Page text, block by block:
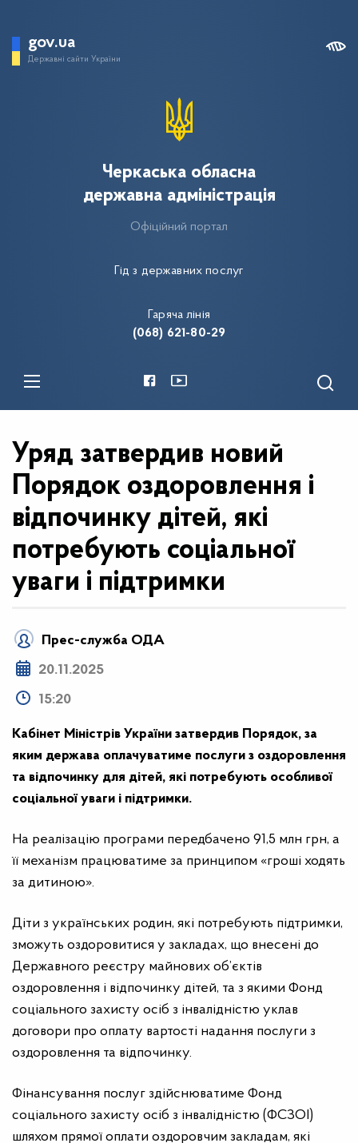
gov.ua
Державні сайти України
Гід з державних послуг
Черкаська обласна
державна адміністрація
Офіційний портал
Гаряча лінія
(068) 621-80-29
Уряд затвердив новий
Порядок оздоровлення і
відпочинку дітей, які
потребують соціальної
уваги і підтримки
Прес-служба ОДА
20.11.2025
15:20
Кабінет Міністрів України затвердив Порядок, за
яким держава оплачуватиме послуги з оздоровлення
та відпочинку для дітей, які потребують особливої
соціальної уваги і підтримки.
На реалізацію програми передбачено 91,5 млн грн, а
її механізм працюватиме за принципом «гроші ходять
за дитиною».
Діти з українських родин, які потребують підтримки,
зможуть оздоровитися у закладах, що внесені до
Державного реєстру майнових об’єктів
оздоровлення і відпочинку дітей, та з якими Фонд
соціального захисту осіб з інвалідністю уклав
договори про оплату вартості надання послуги з
оздоровлення та відпочинку.
Фінансування послуг здійснюватиме Фонд
соціального захисту осіб з інвалідністю (ФСЗОІ)
шляхом прямої оплати оздоровчим закладам, які